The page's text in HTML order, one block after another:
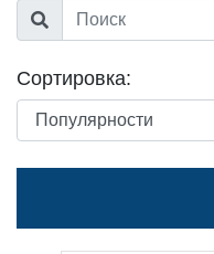
Сортировка: